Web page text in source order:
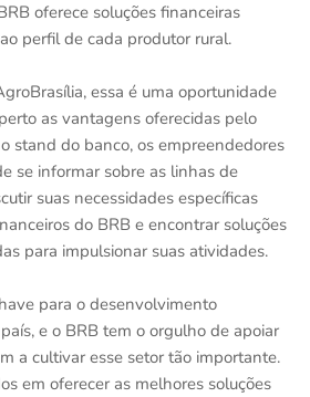
oferece soluções financeiras
perfil de cada produtor rural.
essa é uma oportunidade
as vantagens oferecidas pelo
stand do banco, os empreendedores
se informar sobre as linhas de
suas necessidades específicas
do BRB e encontrar soluções
para impulsionar suas atividades.
para o desenvolvimento
e o BRB tem o orgulho de apoiar
a cultivar esse setor tão importante.
em oferecer as melhores soluções